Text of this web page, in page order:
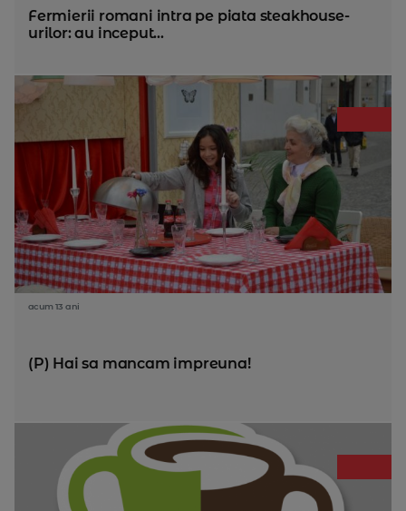
Fermierii romani intra pe piata steakhouse-
urilor: au inceput...
acum 13 ani
(P) Hai sa mancam impreuna!